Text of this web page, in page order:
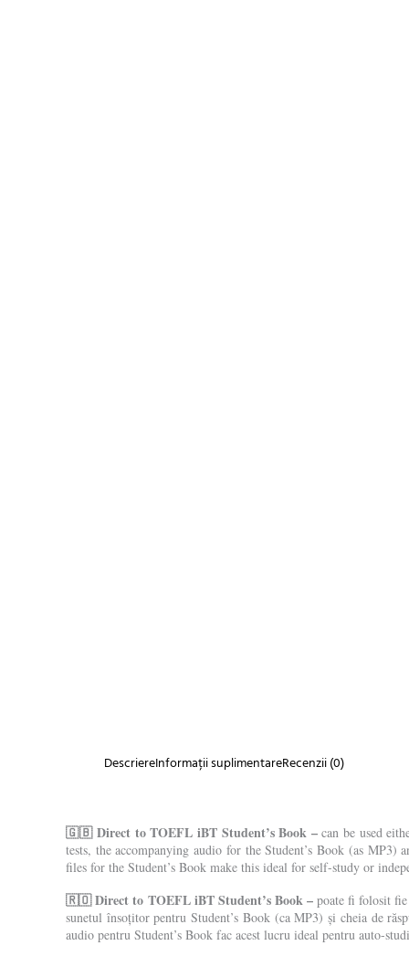
DescriereInformații suplimentareRecenzii (0)
🇬🇧 Direct to TOEFL iBT Student’s Book –can be used
tests, the accompanying audio for the Student’s Book (as
files for the Student’s Book make this ideal for self-study or
🇷🇴Direct to TOEFL iBT Student’s Book –poate fi folosit fie
sunetul însoțitor pentru Student’s Book (ca MP3) și cheia de
audio pentru Student’s Book fac acest lucru ideal pentru auto-